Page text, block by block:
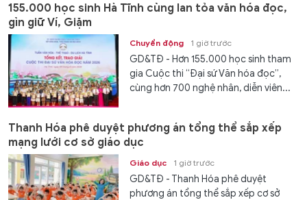
155.000 học sinh Hà Tĩnh cùng lan tỏa văn hóa đọc,
gìn giữ Ví, Giặm
Chuyển động 1 giờ trước
GD&TĐ - Hơn 155.000 học sinh tham
gia Cuộc thi “Đại sứ Văn hóa đọc”,
cùng hơn 700 nghệ nhân, diễn viên...
Thanh Hóa phê duyệt phương án tổng thể sắp xếp
mạng lưới cơ sở giáo dục
Giáo dục 1 giờ trước
GD&TĐ - Thanh Hóa phê duyệt
phương án tổng thể sắp xếp cơ sở